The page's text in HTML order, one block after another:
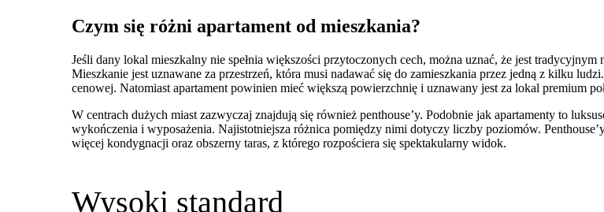
Czym się różni apartament od mieszkania?
Jeśli dany lokal mieszkalny nie spełnia większości przytoczonych cech, można uznać, że jest
Mieszkanie jest uznawane za przestrzeń, która musi nadawać się do zamieszkania przez jedną z kilku
cenowej. Natomiast apartament powinien mieć większą powierzchnię i uznawany jest za lokal premium
W centrach dużych miast zazwyczaj znajdują się również penthouse’y. Podobnie jak apartamenty to
wykończenia i wyposażenia. Najistotniejsza różnica pomiędzy nimi dotyczy liczby poziomów.
więcej kondygnacji oraz obszerny taras, z którego rozpościera się spektakularny widok.
Wysoki standard